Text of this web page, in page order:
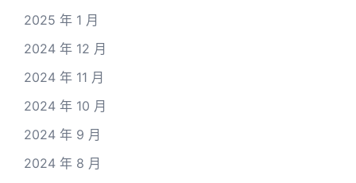
2025 年 1 月
2024 年 12 月
2024 年 11 月
2024 年 10 月
2024 年 9 月
2024 年 8 月